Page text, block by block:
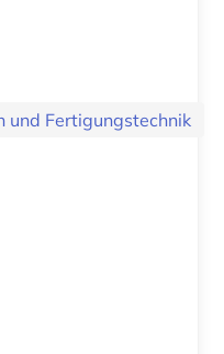
und Fertigungstechnik